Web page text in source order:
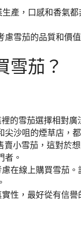
產，口感和香氣
雪茄的品質和價值
雪茄？
的雪茄選擇相對
沙咀的煙草店，
賣小雪茄，這對於
者。
在線上購買雪茄
性，最好從有信